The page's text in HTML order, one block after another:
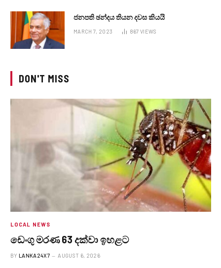
ජනපති ඡන්දය තියන දවස කියයි
MARCH 7, 2023 867 VIEWS
DON'T MISS
LOCAL NEWS
ඩෙංගු මරණ 63 දක්වා ඉහළට
BY LANKA24X7 AUGUST 6, 2026